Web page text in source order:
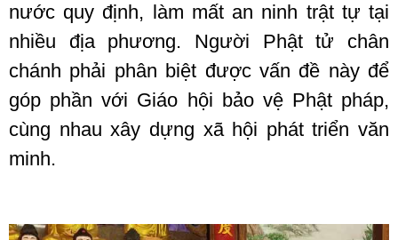
nước quy định, làm mất an ninh trật tự tại
nhiều địa phương. Người Phật tử chân
chánh phải phân biệt được vấn đề này để
góp phần với Giáo hội bảo vệ Phật pháp,
cùng nhau xây dựng xã hội phát triển văn
minh.